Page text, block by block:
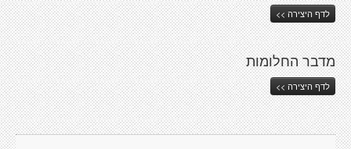
לדף היצירה >>
מדבר החלומות
לדף היצירה >>